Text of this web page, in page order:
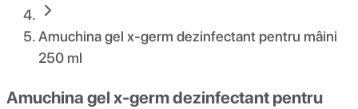
Amuchina gel x-germ dezinfectant pentru mâini
250 ml
Amuchina gel x-germ dezinfectant pentru